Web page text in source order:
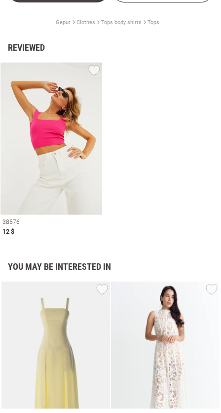
Gepur Clothes Tops body shirts Tops
REVIEWED
38576
12 $
YOU MAY BE INTERESTED IN